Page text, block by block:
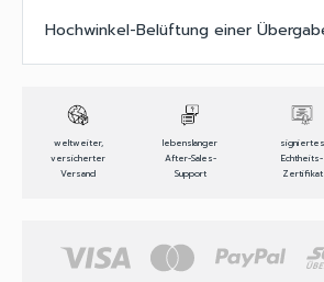
Hochwinkel-Belüftung einer
weltweiter,
versicherter
Versand
lebenslanger
After-Sales-
Support
signiertes
Echtheits-
Zertifikat